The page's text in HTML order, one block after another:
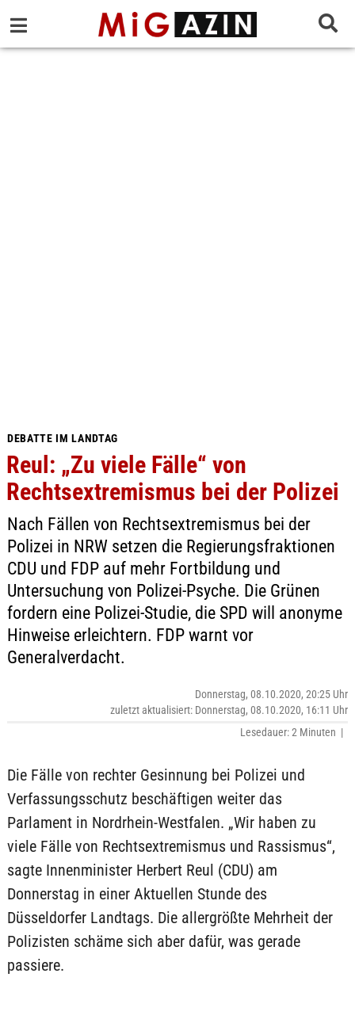
DEBATTE IM LANDTAG
Reul: „Zu viele Fälle“ von
Rechtsextremismus bei der Polizei
Nach Fällen von Rechtsextremismus bei der
Polizei in NRW setzen die Regierungsfraktionen
CDU und FDP auf mehr Fortbildung und
Untersuchung von Polizei-Psyche. Die Grünen
fordern eine Polizei-Studie, die SPD will anonyme
Hinweise erleichtern. FDP warnt vor
Generalverdacht.
Donnerstag, 08.10.2020, 20:25 Uhr
zuletzt aktualisiert: Donnerstag, 08.10.2020, 16:11 Uhr
Lesedauer: 2 Minuten |
Die Fälle von rechter Gesinnung bei Polizei und
Verfassungsschutz beschäftigen weiter das
Parlament in Nordrhein-Westfalen. „Wir haben zu
viele Fälle von Rechtsextremismus und Rassismus“,
sagte Innenminister Herbert Reul (CDU) am
Donnerstag in einer Aktuellen Stunde des
Düsseldorfer Landtags. Die allergrößte Mehrheit der
Polizisten schäme sich aber dafür, was gerade
passiere.